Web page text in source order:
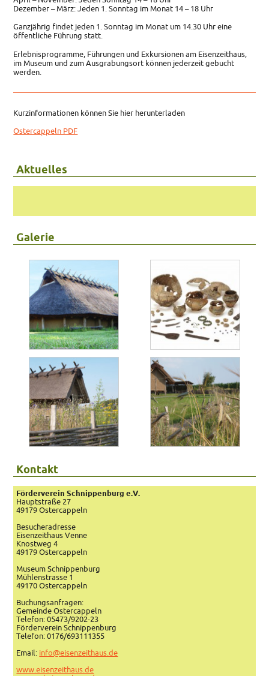
Dezember – März: Jeden 1. Sonntag im Monat 14 – 18 Uhr
Ganzjährig findet jeden 1. Sonntag im Monat um 14.30 Uhr eine
öffentliche Führung statt.
Erlebnisprogramme, Führungen und Exkursionen am Eisenzeithaus,
im Museum und zum Ausgrabungsort können jederzeit gebucht
werden.
Kurzinformationen können Sie hier herunterladen
Ostercappeln PDF
Aktuelles
Galerie
Kontakt
Förderverein Schnippenburg e.V.
Hauptstraße 27
49179 Ostercappeln
Besucheradresse
Eisenzeithaus Venne
Knostweg 4
49179 Ostercappeln
Museum Schnippenburg
Mühlenstrasse 1
49170 Ostercappeln
Buchungsanfragen:
Gemeinde Ostercappeln
Telefon: 05473/9202-23
Förderverein Schnippenburg
Telefon: 0176/693111355
Email: info@eisenzeithaus.de
www.eisenzeithaus.de